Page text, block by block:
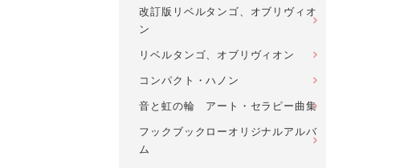
改訂版リベルタンゴ、オブリヴィオ
ン
リベルタンゴ、オブリヴィオン
コンパクト・ハノン
音と虹の輪 アート・セラピー曲集
フックブックローオリジナルアルバ
ム